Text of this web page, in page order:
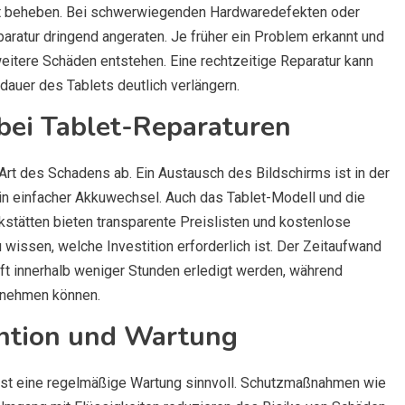
Bei schwerwiegenden Hardwaredefekten oder
dringend angeraten. Je früher ein Problem erkannt und
Schäden entstehen. Eine rechtzeitige Reparatur kann
des Tablets deutlich verlängern.
Tablet-Reparaturen
des Schadens ab. Ein Austausch des Bildschirms ist in der
einfacher Akkuwechsel. Auch das Tablet-Modell und die
bieten transparente Preislisten und kostenlose
welche Investition erforderlich ist. Der Zeitaufwand
innerhalb weniger Stunden erledigt werden, während
können.
und Wartung
eine regelmäßige Wartung sinnvoll. Schutzmaßnahmen wie